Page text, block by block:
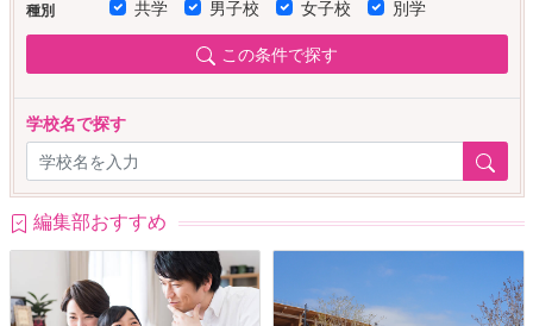
種別 共学 男子校 女子校 別学
この条件で探す
学校名で探す
編集部おすすめ